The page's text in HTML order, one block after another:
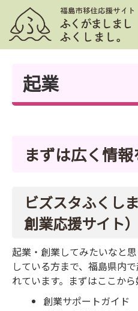
起業
まずは広く情
ビズスタふくし
創業応援サイト）
起業・創業してみたいなと
している方まで、福島県内
れています。まずはここか
創業サポートガイド